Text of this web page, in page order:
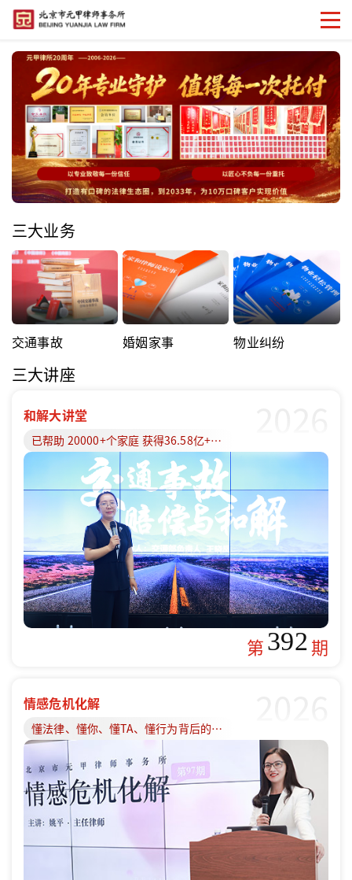
三大业务
交通事故 婚姻家事 物业纠纷
三大讲座
和解大讲堂
已帮助 20000+个家庭 获得36.58亿+赔偿款
第392期
情感危机化解
懂法律、懂你、懂TA、懂行为背后的原因